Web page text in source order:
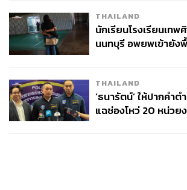
THAILAND
นักเรียนโรงเรียนเทพ
นนทบุรี อพยพเข้ายัง
THAILAND
‘ธนารัตน์’ ให้ปากคำต
แฉช่องโหว่ 20 หน่วย